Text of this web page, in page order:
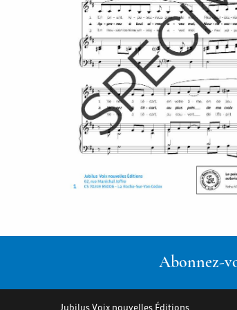
Abonnez-
Jubilus Voix nouvelles Éditions